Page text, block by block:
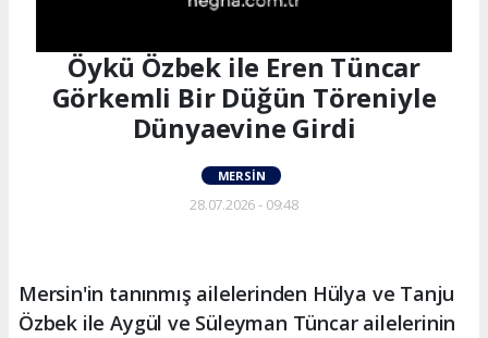
Öykü Özbek ile Eren Tüncar
Görkemli Bir Düğün Töreniyle
Dünyaevine Girdi
MERSIN
28.07.2026 - 09:48
Mersin'in tanınmış ailelerinden Hülya ve Tanju
Özbek ile Aygül ve Süleyman Tüncar ailelerinin